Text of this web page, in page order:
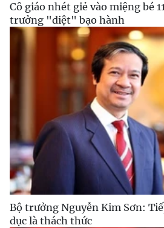
Cô giáo nhét giẻ vào miệng bé
trưởng "diệt" bạo hành
Bộ trưởng Nguyễn Kim Sơn:
dục là thách thức